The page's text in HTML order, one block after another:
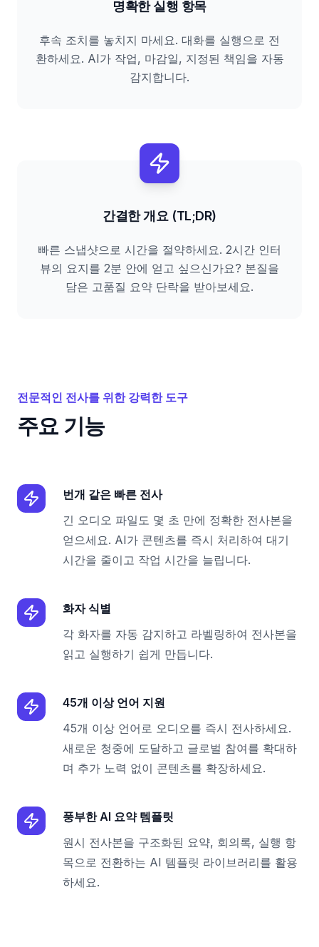
명확한 실행 항목
후속 조치를 놓치지 마세요. 대화를 실행으로 전
환하세요. AI가 작업, 마감일, 지정된 책임을 자동
감지합니다.
간결한 개요 (TL;DR)
빠른 스냅샷으로 시간을 절약하세요. 2시간 인터
뷰의 요지를 2분 안에 얻고 싶으신가요? 본질을
담은 고품질 요약 단락을 받아보세요.
전문적인 전사를 위한 강력한 도구
주요 기능
번개 같은 빠른 전사
긴 오디오 파일도 몇 초 만에 정확한 전사본을
얻으세요. AI가 콘텐츠를 즉시 처리하여 대기
시간을 줄이고 작업 시간을 늘립니다.
화자 식별
각 화자를 자동 감지하고 라벨링하여 전사본을
읽고 실행하기 쉽게 만듭니다.
45개 이상 언어 지원
45개 이상 언어로 오디오를 즉시 전사하세요.
새로운 청중에 도달하고 글로벌 참여를 확대하
며 추가 노력 없이 콘텐츠를 확장하세요.
풍부한 AI 요약 템플릿
원시 전사본을 구조화된 요약, 회의록, 실행 항
목으로 전환하는 AI 템플릿 라이브러리를 활용
하세요.